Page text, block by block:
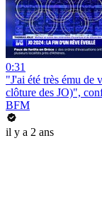
0:31
"J'ai été très ému de
clôture des JO)",
BFM
il y a 2 ans